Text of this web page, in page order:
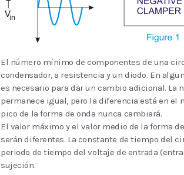
El número mínimo de componentes de una
condensador, a resistencia y un diodo. En
es necesario para dar un cambio adicional. La
permanece igual, pero la diferencia está en el
pico de la forma de onda nunca cambiará.
El valor máximo y el valor medio de la forma
serán diferentes. La constante de tiempo del
periodo de tiempo del voltaje de entrada
sujeción.